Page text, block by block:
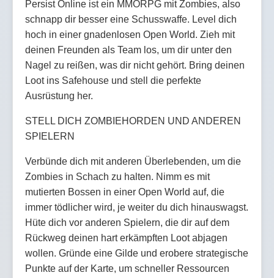
Persist Online ist ein MMORPG mit Zombies, also
schnapp dir besser eine Schusswaffe. Level dich
hoch in einer gnadenlosen Open World. Zieh mit
deinen Freunden als Team los, um dir unter den
Nagel zu reißen, was dir nicht gehört. Bring deinen
Loot ins Safehouse und stell die perfekte
Ausrüstung her.
STELL DICH ZOMBIEHORDEN UND ANDEREN
SPIELERN
Verbünde dich mit anderen Überlebenden, um die
Zombies in Schach zu halten. Nimm es mit
mutierten Bossen in einer Open World auf, die
immer tödlicher wird, je weiter du dich hinauswagst.
Hüte dich vor anderen Spielern, die dir auf dem
Rückweg deinen hart erkämpften Loot abjagen
wollen. Gründe eine Gilde und erobere strategische
Punkte auf der Karte, um schneller Ressourcen